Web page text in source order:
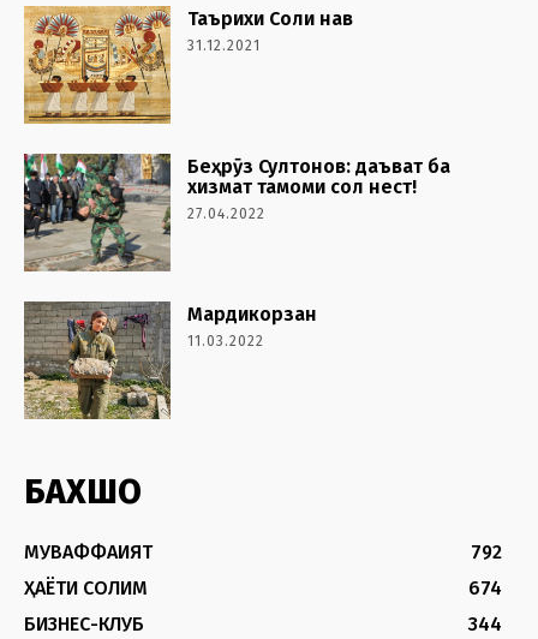
Таърихи Соли нав
31.12.2021
Беҳрӯз Султонов: даъват ба
хизмат тамоми сол нест!
27.04.2022
Мардикорзан
11.03.2022
БАХШҲО
МУВАФФАҚИЯТ
792
ҲАЁТИ СОЛИМ
674
БИЗНЕС-КЛУБ
344